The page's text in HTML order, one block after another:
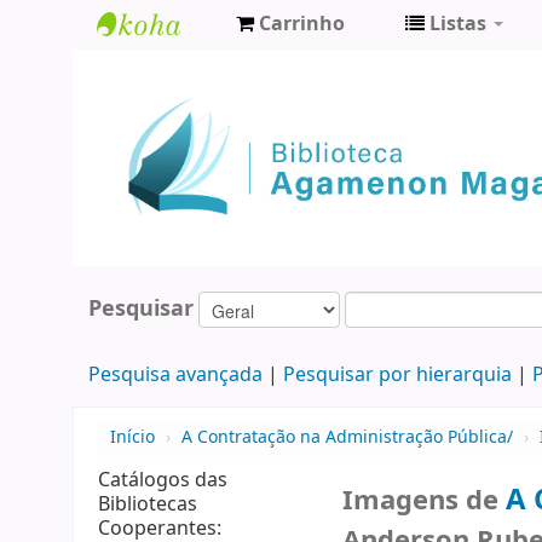
Agamenon
Magalhães
Carrinho Listas
Pesquisar
Pesquisa avançada Pesquisar por hierarquia
Início › A Contratação na Administração Pública/ ›
Catálogos das
Bibliotecas
Cooperantes:
Imagens deA